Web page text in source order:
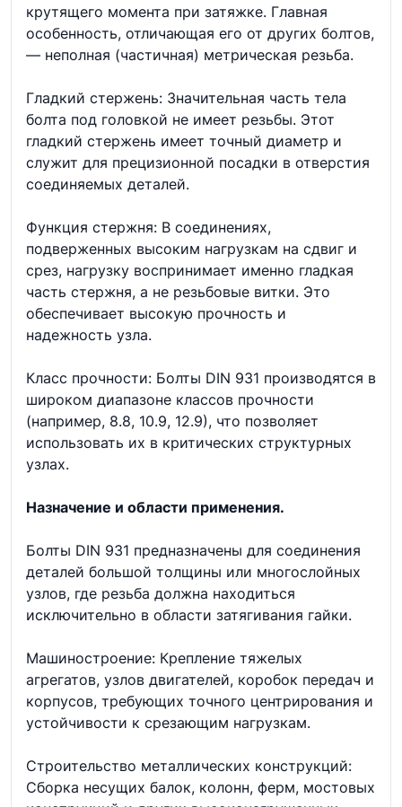
крутящего момента при затяжке. Главная
особенность, отличающая его от других болтов,
— неполная (частичная) метрическая резьба.
Гладкий стержень: Значительная часть тела
болта под головкой не имеет резьбы. Этот
гладкий стержень имеет точный диаметр и
служит для прецизионной посадки в отверстия
соединяемых деталей.
Функция стержня: В соединениях,
подверженных высоким нагрузкам на сдвиг и
срез, нагрузку воспринимает именно гладкая
часть стержня, а не резьбовые витки. Это
обеспечивает высокую прочность и
надежность узла.
Класс прочности: Болты DIN 931 производятся в
широком диапазоне классов прочности
(например, 8.8, 10.9, 12.9), что позволяет
использовать их в критических структурных
узлах.
Назначение и области применения.
Болты DIN 931 предназначены для соединения
деталей большой толщины или многослойных
узлов, где резьба должна находиться
исключительно в области затягивания гайки.
Машиностроение: Крепление тяжелых
агрегатов, узлов двигателей, коробок передач и
корпусов, требующих точного центрирования и
устойчивости к срезающим нагрузкам.
Строительство металлических конструкций:
Сборка несущих балок, колонн, ферм, мостовых